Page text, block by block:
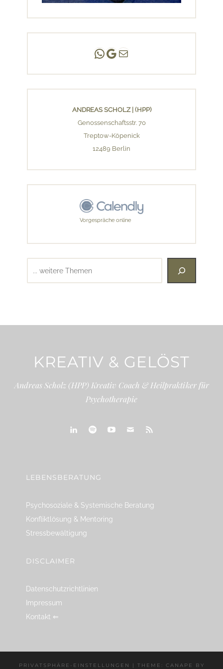
Andreas Scholz | (HPP)
Praxis Adlershof
E-Mail an mich ...
ANDREAS SCHOLZ | (HPP)
Genossenschaftsstr. 70
Treptow-Köpenick
12489 Berlin
Vorgespräche online
KREATIV & GELÖST
Andreas Scholz (HPP) Kreativ Coach & Heilpraktiker für
Psychotherapie
LEBENSBERATUNG
Psychosoziale & Systemische Beratung
Konfliktlösung & Mentoring
Stressbewältigung
DISCLAIMER
Datenschutzrichtlinien
Impressum
Kontakt ⇐
PRIVATSPHÄRE-EINSTELLUNGEN | THEME: CANAPE BY